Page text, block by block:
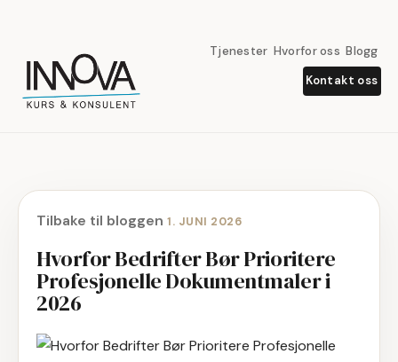
Tjenester Hvorfor oss Blogg
Kontakt oss
Tilbake til bloggen 1. JUNI 2026
Hvorfor Bedrifter Bør Prioritere
Profesjonelle Dokumentmaler i
2026